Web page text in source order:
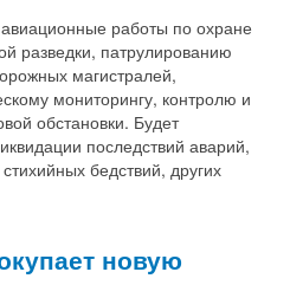
работы по охране
разведки, патрулированию
магистралей,
мониторингу, контролю и
обстановки. Будет
последствий аварий,
бедствий, других
новую